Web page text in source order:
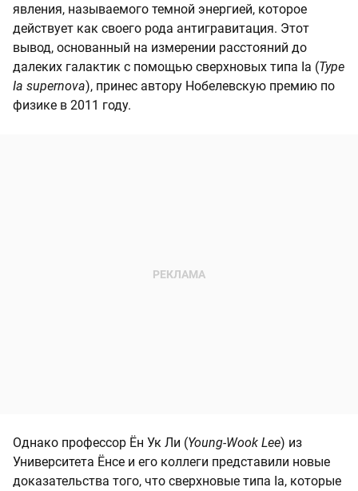
явления, называемого темной энергией, которое
действует как своего рода антигравитация. Этот
вывод, основанный на измерении расстояний до
далеких галактик с помощью сверхновых типа Ia (Type
Ia supernova), принес автору Нобелевскую премию по
физике в 2011 году.
Однако профессор Ён Ук Ли (Young-Wook Lee) из
Университета Ёнсе и его коллеги представили новые
доказательства того, что сверхновые типа Ia, которые